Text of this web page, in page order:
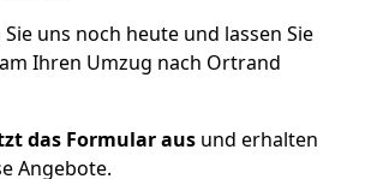
uns noch heute und lassen Sie
Ihren Umzug nach Ortrand
das Formular aus und erhalten
Angebote.